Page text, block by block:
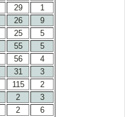
29
1
26
9
25
5
55
5
56
4
31
3
115
2
2
3
2
6